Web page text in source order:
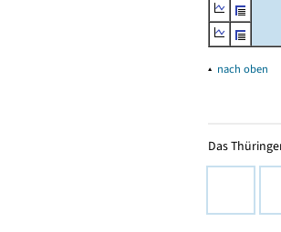
▴ nach oben
Das